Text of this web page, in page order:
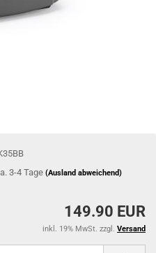
3-4 Tage(Ausland abweichend)
149.90 EUR
inkl. 19% MwSt. zzgl. Versand